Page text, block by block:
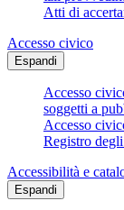
Atti di
Accesso civico
Espandi
Accesso
soggetti a
Accesso
Registro degli
Accessibilità e
Espandi